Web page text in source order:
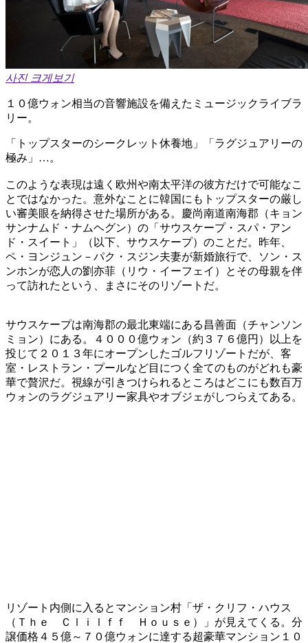
사진 크게보기
１０億ウォン相当の音響施設を備えたミュージックライブラ
リー。
「トップスターのシークレット休養地」「ラグジュアリーの
極み」…。
このような表現は遠く欧州や南太平洋の彼方だけで可能なこ
とではなかった。意外なことに韓国にもトップスターの厳し
い審美眼を納得させた場所がある。慶尚南道南海郡（キョン
サンナムド・ナムヘグン）の「サウスケープ・スパ・アン
ド・スイート」（以下、サウスケープ）のことだ。昨年、
ペ・ヨンジュン－パク・スジン夫妻が新婚旅行で、ソン・ス
ンホンが恋人の劉亦菲（リウ・イーフェイ）とその母親を伴
って訪れたという、まさにそのリゾートだ。
サウスケープは南海郡の最北東端にある昌善面（チャンソン
ミョン）にある。４０００億ウォン（約３７６億円）以上を
投じて２０１３年にオープンしたゴルフリゾートだが、客
室・レストラン・プールなど目につく全てのものがどれも豪
華で贅沢だ。視線が引きつけられるところはどこにも数百万
ウォンのラグジュアリー家具やオブジェがしつらえてある。
リゾート内側に入るとマンション村「ザ・クリフ・ハウス
（Ｔｈｅ Ｃｌｉｌｆｆ Ｈｏｕｓｅ）」が見えてくる。分
譲価格４５億～７０億ウォンに達する超豪華マンション１０